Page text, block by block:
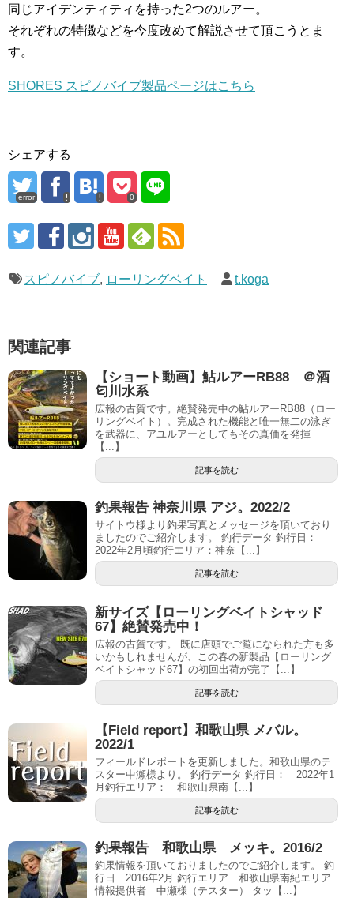
同じアイデンティティを持った2つのルアー。
それぞれの特徴などを今度改めて解説させて頂こうとま
す。
SHORES スピノバイブ製品ページはこちら
シェアする
error 0
スピノバイブ, ローリングベイト t.koga
関連記事
【ショート動画】鮎ルアーRB88 ＠酒
匂川水系
広報の古賀です。絶賛発売中の鮎ルアーRB88（ロー
リングベイト）。完成された機能と唯一無二の泳ぎ
を武器に、アユルアーとしてもその真価を発揮
【...】
記事を読む
釣果報告 神奈川県 アジ。2022/2
サイトウ様より釣果写真とメッセージを頂いており
ましたのでご紹介します。 釣行データ 釣行日：
2022年2月頃釣行エリア：神奈【...】
記事を読む
新サイズ【ローリングベイトシャッド
67】絶賛発売中！
広報の古賀です。 既に店頭でご覧になられた方も多
いかもしれませんが、この春の新製品【ローリング
ベイトシャッド67】の初回出荷が完了【...】
記事を読む
【Field report】和歌山県 メバル。
2022/1
フィールドレポートを更新しました。和歌山県のテ
スター中瀬様より。 釣行データ 釣行日： 2022年1
月釣行エリア： 和歌山県南【...】
記事を読む
釣果報告 和歌山県 メッキ。2016/2
釣果情報を頂いておりましたのでご紹介します。 釣
行日 2016年2月 釣行エリア 和歌山県南紀エリア
情報提供者 中瀬様（テスター） タッ【...】